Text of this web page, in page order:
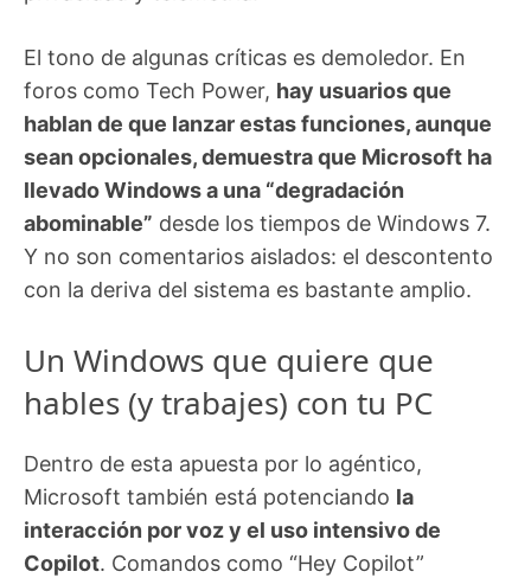
El tono de algunas críticas es demoledor. En
foros como Tech Power, hay usuarios que
hablan de que lanzar estas funciones, aunque
sean opcionales, demuestra que Microsoft ha
llevado Windows a una “degradación
abominable” desde los tiempos de Windows 7.
Y no son comentarios aislados: el descontento
con la deriva del sistema es bastante amplio.
Un Windows que quiere que
hables (y trabajes) con tu PC
Dentro de esta apuesta por lo agéntico,
Microsoft también está potenciando la
interacción por voz y el uso intensivo de
Copilot. Comandos como “Hey Copilot”